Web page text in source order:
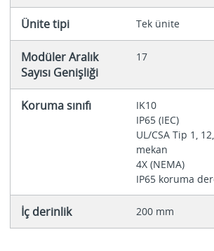
Ünite tipi Tek ünite
Modüler Aralık
Sayısı Genişliği
17
Koruma sınıfı
IK10
IP65 (IEC)
UL/CSA Tip 1,
mekan
4X (NEMA)
IP65 koruma
İç derinlik 200 mm